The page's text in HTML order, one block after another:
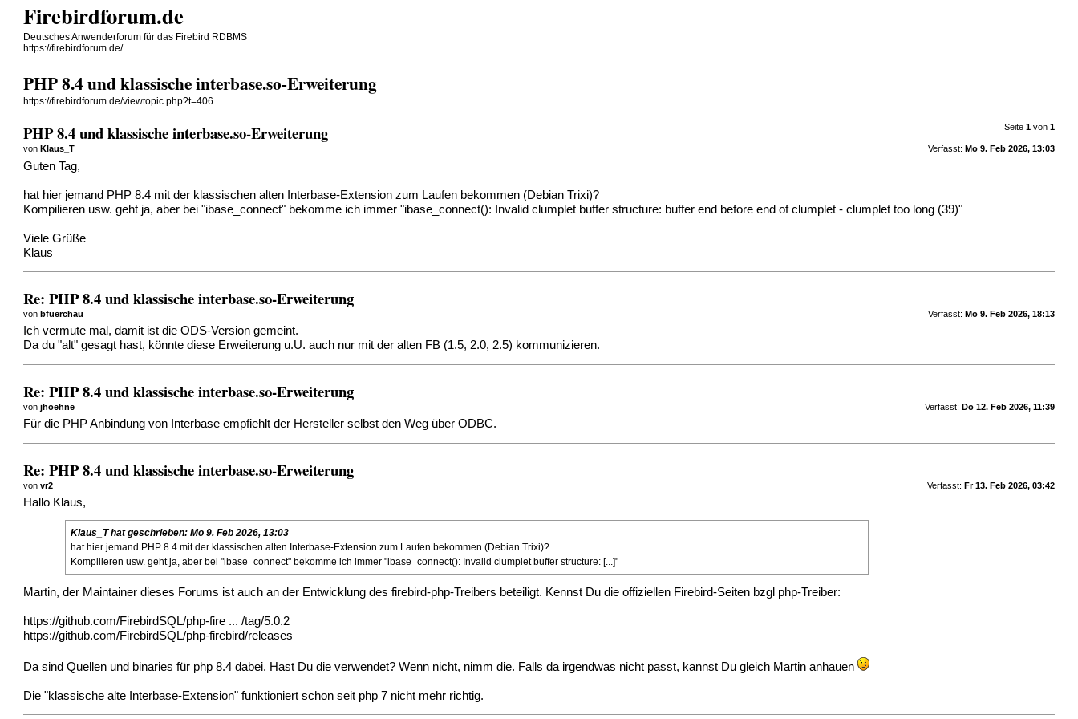
Firebirdforum.de
Deutsches Anwenderforum für das Firebird RDBMS
https://firebirdforum.de/
PHP 8.4 und klassische interbase.so-Erweiterung
https://firebirdforum.de/viewtopic.php?t=406
Seite 1von 1
PHP 8.4 und klassische interbase.so-Erweiterung
Verfasst: Mo 9. Feb 2026, 13:03
vonKlaus_T
Guten Tag,
hat hier jemand PHP 8.4 mit der klassischen alten Interbase-Extension zum Laufen bekommen (Debian Trixi)?
Kompilieren usw. geht ja, aber bei "ibase_connect" bekomme ich immer "ibase_connect(): Invalid clumplet buffer structure: buffer end before end of clumplet - clumplet too long (39)"
Viele Grüße
Klaus
Re: PHP 8.4 und klassische interbase.so-Erweiterung
Verfasst: Mo 9. Feb 2026, 18:13
vonbfuerchau
Ich vermute mal, damit ist die ODS-Version gemeint.
Da du "alt" gesagt hast, könnte diese Erweiterung u.U. auch nur mit der alten FB (1.5, 2.0, 2.5) kommunizieren.
Re: PHP 8.4 und klassische interbase.so-Erweiterung
Verfasst: Do 12. Feb 2026, 11:39
vonjhoehne
Für die PHP Anbindung von Interbase empfiehlt der Hersteller selbst den Weg über ODBC.
Re: PHP 8.4 und klassische interbase.so-Erweiterung
Verfasst: Fr 13. Feb 2026, 03:42
vonvr2
Hallo Klaus,
Klaus_That geschrieben: Mo 9. Feb 2026, 13:03
hat hier jemand PHP 8.4 mit der klassischen alten Interbase-Extension zum Laufen bekommen (Debian Trixi)?
Kompilieren usw. geht ja, aber bei "ibase_connect" bekomme ich immer "ibase_connect(): Invalid clumplet buffer structure: [...]"
Martin, der Maintainer dieses Forums ist auch an der Entwicklung des firebird-php-Treibers beteiligt. Kennst Du die offiziellen Firebird-Seiten bzgl php-Treiber:
https://github.com/FirebirdSQL/php-fire ... /tag/5.0.2
https://github.com/FirebirdSQL/php-firebird/releases
Da sind Quellen und binaries für php 8.4 dabei. Hast Du die verwendet? Wenn nicht, nimm die. Falls da irgendwas nicht passt, kannst Du gleich Martin anhauen
Die "klassische alte Interbase-Extension" funktioniert schon seit php 7 nicht mehr richtig.